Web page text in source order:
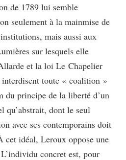
de 1789 lui semble
seulement à la mainmise de
mais aussi aux
sur lesquels elle
et la loi Le Chapelier
toute « coalition »
du principe de la liberté d’un
qu’abstrait, dont le seul
avec ses contemporains doit
cet idéal, Leroux oppose une
concret est, pour